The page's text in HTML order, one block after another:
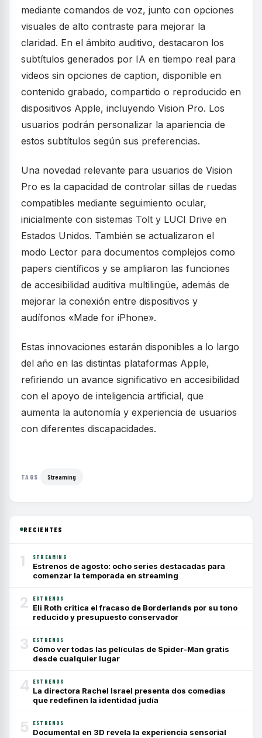
mediante comandos de voz, junto con opciones
visuales de alto contraste para mejorar la
claridad. En el ámbito auditivo, destacaron los
subtítulos generados por IA en tiempo real para
videos sin opciones de caption, disponible en
contenido grabado, compartido o reproducido en
dispositivos Apple, incluyendo Vision Pro. Los
usuarios podrán personalizar la apariencia de
estos subtítulos según sus preferencias.
Una novedad relevante para usuarios de Vision
Pro es la capacidad de controlar sillas de ruedas
compatibles mediante seguimiento ocular,
inicialmente con sistemas Tolt y LUCI Drive en
Estados Unidos. También se actualizaron el
modo Lector para documentos complejos como
papers científicos y se ampliaron las funciones
de accesibilidad auditiva multilingüe, además de
mejorar la conexión entre dispositivos y
audífonos «Made for iPhone».
Estas innovaciones estarán disponibles a lo largo
del año en las distintas plataformas Apple,
refiriendo un avance significativo en accesibilidad
con el apoyo de inteligencia artificial, que
aumenta la autonomía y experiencia de usuarios
con diferentes discapacidades.
TAGS Streaming
RECIENTES
1 STREAMING
Estrenos de agosto: ocho series destacadas para
comenzar la temporada en streaming
2 ESTRENOS
Eli Roth critica el fracaso de Borderlands por su tono
reducido y presupuesto conservador
3 ESTRENOS
Cómo ver todas las películas de Spider-Man gratis
desde cualquier lugar
4 ESTRENOS
La directora Rachel Israel presenta dos comedias
que redefinen la identidad judía
5 ESTRENOS
Documental en 3D revela la experiencia sensorial